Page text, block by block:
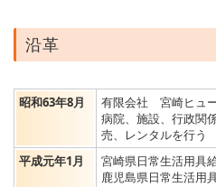
沿革
昭和63年8月
有限会社 宮崎ヒュ
病院、施設、行政関
売、レンタルを行う
平成元年1月
宮崎県日常生活用具
鹿児島県日常生活用